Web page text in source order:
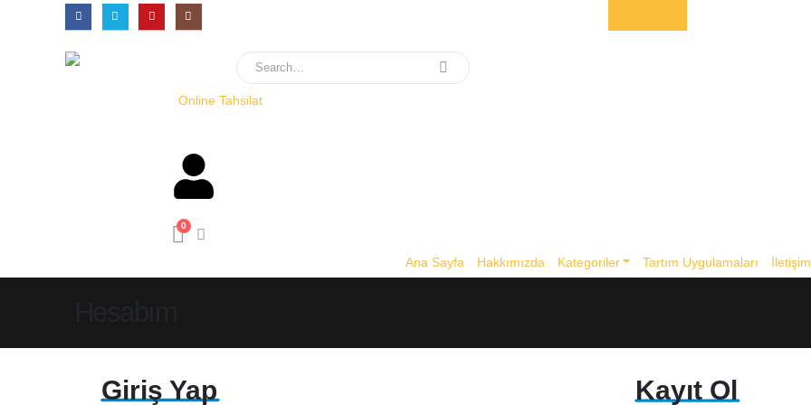
Online Tahsilat
0
Ana Sayfa Hakkımızda Kategoriler Tartım Uygulamaları İletişim
Giriş Yap Kayıt Ol